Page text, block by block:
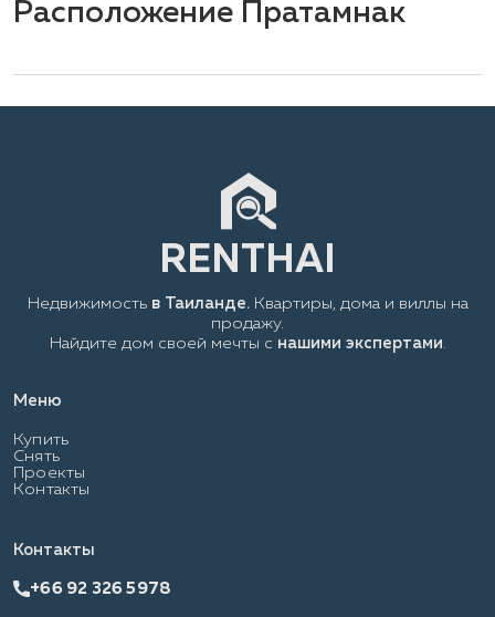
Расположение Пратамнак
Меню
Купить
Снять
Проекты
Контакты
Недвижимость в Таиланде.Квартиры, дома и виллы на
продажу.
Найдите дом своей мечты с нашими экспертами.
Контакты
+66 92 326 5978